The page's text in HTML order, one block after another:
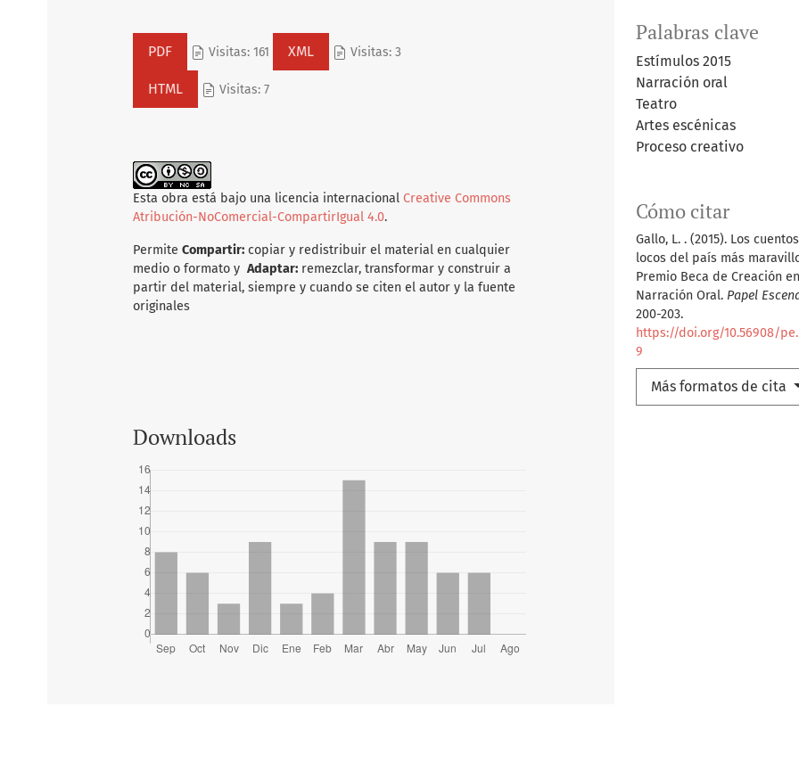
Palabras clave
Estímulos 2015
Narración oral
Teatro
Artes escénicas
Proceso creativo
Cómo citar
Gallo, L. . (2015). Los
locos del país más
Premio Beca de Creación en
Narración Oral. Papel
200-203.
https://doi.org/10.56908/
9
Más formatos de cita
PDF Visitas: 161 XML Visitas: 3
HTML Visitas: 7
Esta obra está bajo una licencia internacionalCreative Commons
Atribución-NoComercial-CompartirIgual 4.0.
PermiteCompartir: copiar y redistribuir el material en cualquier
medio o formato yAdaptar: remezclar, transformar y construir a
partir del material, siempre y cuando se citen el autor y la fuente
originales
Downloads